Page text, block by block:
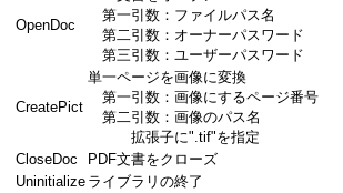
OpenDoc
第一引数：ファイルパス名
第二引数：オーナーパスワード
第三引数：ユーザーパスワード
CreatePict
単一ページを画像に変換
第一引数：画像にするページ番号
第二引数：画像のパス名
拡張子に".tif"を指定
CloseDoc
PDF文書をクローズ
Uninitialize ライブラリの終了